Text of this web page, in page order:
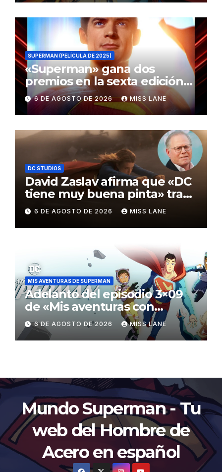
SUPERMAN (PELÍCULA DE 2025)
«Superman» gana dos
premios en la sexta edición
de los Critics Choice Super
Awards
6 DE AGOSTO DE 2026 MISS LANE
DC STUDIOS
David Zaslav afirma que «DC
tiene muy buena pinta» tras
el fracaso de «Supergirl»
6 DE AGOSTO DE 2026 MISS LANE
MIS AVENTURAS DE SUPERMAN
Adelanto del episodio 3×09
de «Mis aventuras con
Superman»
6 DE AGOSTO DE 2026 MISS LANE
Mundo Superman - Tu
web del Hombre de
Acero en español